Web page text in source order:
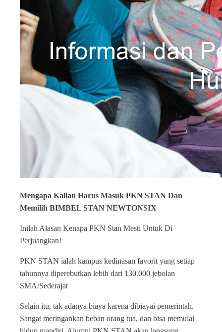
Mengapa Kalian Harus Masuk PKN STAN Dan
Memilih BIMBEL STAN NEWTONSIX
Inilah Alasan Kenapa PKN Stan Mesti Untuk Di
Perjuangkan!
PKN STAN ialah kampus kedinasan favorit yang setiap
tahunnya diperebutkan lebih dari 130.000 jebolan
SMA/Sederajat
Selain itu, tak adanya biaya karena dibiayai pemerintah.
Sangat meringankan beban orang tua, dan bisa memulai